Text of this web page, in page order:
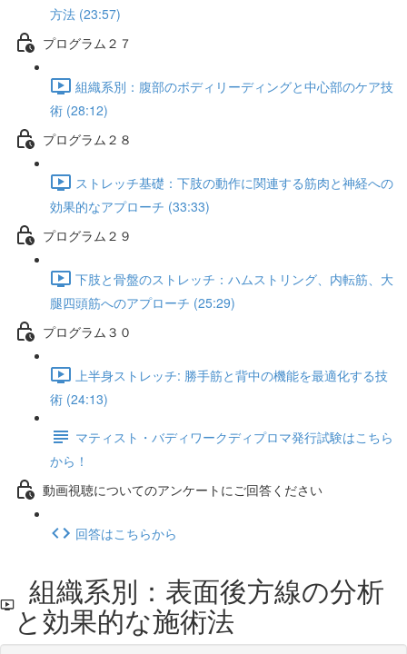
方法 (23:57)
プログラム２７
組織系別：腹部のボディリーディングと中心部のケア技
術 (28:12)
プログラム２８
ストレッチ基礎：下肢の動作に関連する筋肉と神経への
効果的なアプローチ (33:33)
プログラム２９
下肢と骨盤のストレッチ：ハムストリング、内転筋、大
腿四頭筋へのアプローチ (25:29)
プログラム３０
上半身ストレッチ: 勝手筋と背中の機能を最適化する技
術 (24:13)
マティスト・バディワークディプロマ発行試験はこちら
から！
動画視聴についてのアンケートにご回答ください
回答はこちらから
組織系別：表面後方線の分析
と効果的な施術法